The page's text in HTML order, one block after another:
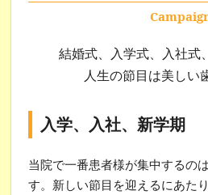
結婚式、入学式、入社式
人生の節目は美しい
入学、入社、新学期
当院で一番患者様が集中するの
す。新しい節目を迎えるにあた